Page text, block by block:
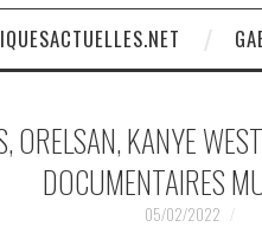
ORELSAN, KANYE
DOCUMENTAIRES
05/02/2022